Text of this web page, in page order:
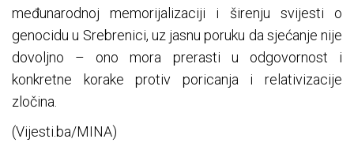
međunarodnoj memorijalizaciji i širenju svijesti o
genocidu u Srebrenici, uz jasnu poruku da sjećanje nije
dovoljno – ono mora prerasti u odgovornost i
konkretne korake protiv poricanja i relativizacije
zločina.
(Vijesti.ba/MINA)